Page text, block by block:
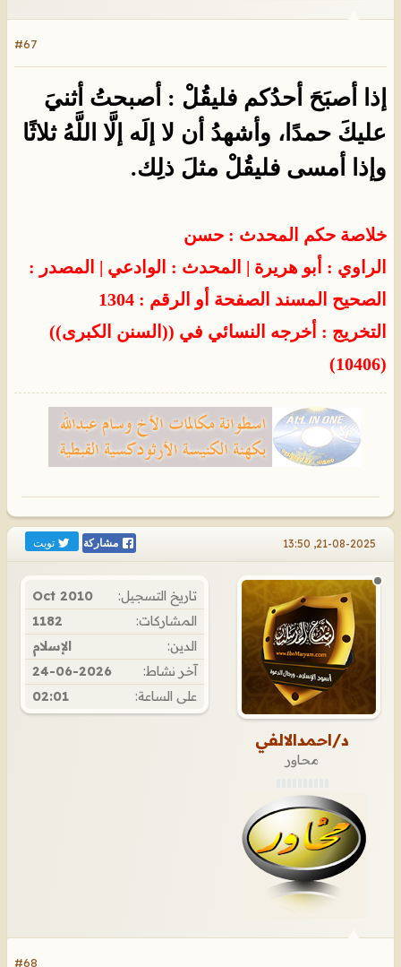
#67
إذا أصبَحَ أحدُكم فليقُلْ : أصبحتُ أثنيَ
عليكَ حمدًا، وأشهدُ أن لا إلَه إلَّا اللَّهُ ثلاثًا
وإذا أمسى فليقُلْ مثلَ ذلِك.
خلاصة حكم المحدث : حسن
الراوي : أبو هريرة | المحدث : الوادعي | المصدر :
الصحيح المسند الصفحة أو الرقم : 1304
التخريج : أخرجه النسائي في ((السنن الكبرى))
(10406)
21-08-2025, 13:50 مشاركة تويت
د/احمدالالفي
محاور
تاريخ التسجيل:
Oct 2010
المشاركات:
1182
الدين:
الإسلام
آخر نشاط:
24-06-2026
على الساعة:
02:01
#68